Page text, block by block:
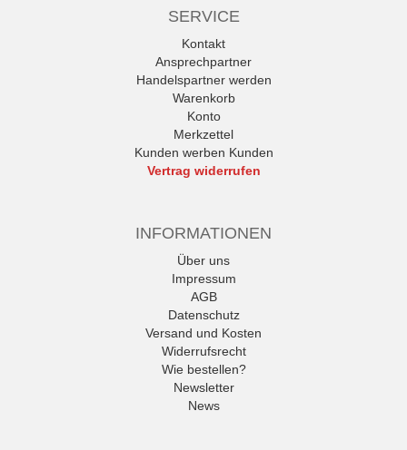
SERVICE
Kontakt
Ansprechpartner
Handelspartner werden
Warenkorb
Konto
Merkzettel
Kunden werben Kunden
Vertrag widerrufen
INFORMATIONEN
Über uns
Impressum
AGB
Datenschutz
Versand und Kosten
Widerrufsrecht
Wie bestellen?
Newsletter
News